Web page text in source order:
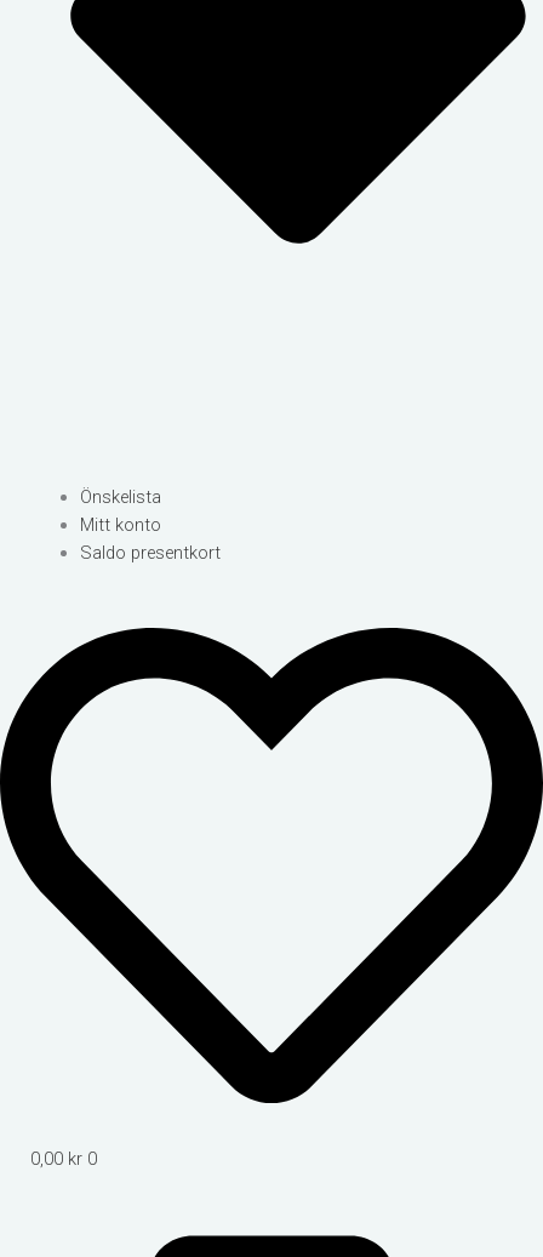
Önskelista
Mitt konto
Saldo presentkort
0,00 kr 0